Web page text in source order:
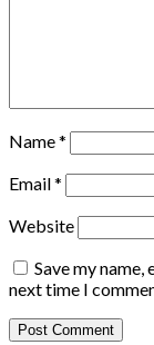
Name*
Email*
Website
Save my
next time I